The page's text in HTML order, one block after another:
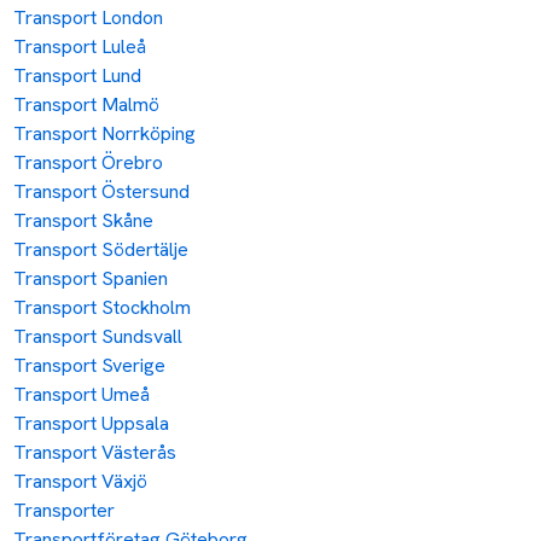
Transport London
Transport Luleå
Transport Lund
Transport Malmö
Transport Norrköping
Transport Örebro
Transport Östersund
Transport Skåne
Transport Södertälje
Transport Spanien
Transport Stockholm
Transport Sundsvall
Transport Sverige
Transport Umeå
Transport Uppsala
Transport Västerås
Transport Växjö
Transporter